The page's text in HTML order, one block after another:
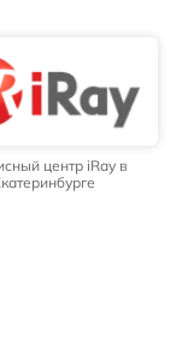
центр iRay в